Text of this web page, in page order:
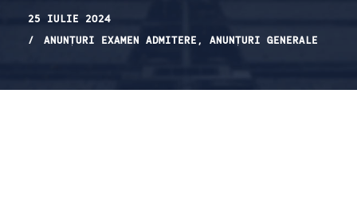
25 IULIE 2024
ANUNȚURI EXAMEN ADMITERE , ANUNȚURI GENERALE